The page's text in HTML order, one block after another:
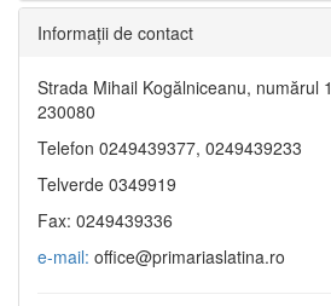
Informaţii de contact
Strada Mihail Kogălniceanu, numărul
230080
Telefon 0249439377, 0249439233
Telverde 0349919
Fax: 0249439336
e-mail: office@primariaslatina.ro